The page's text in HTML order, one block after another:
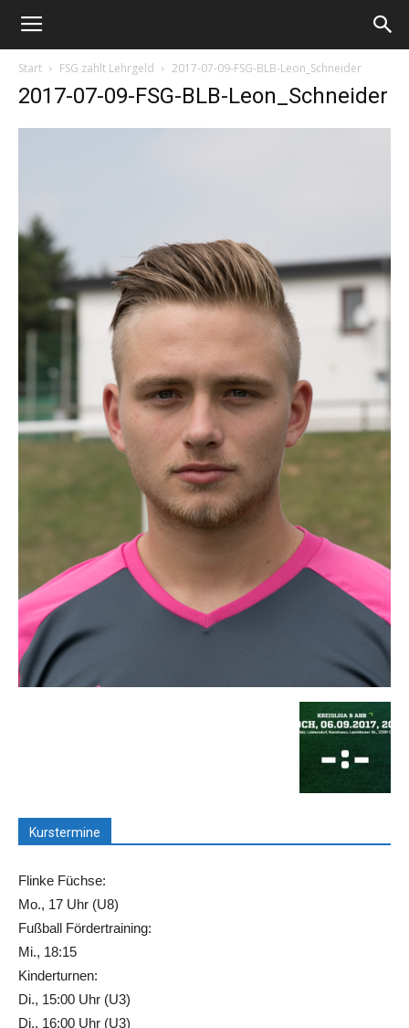
Start FSG zahlt Lehrgeld 2017-07-09-FSG-BLB-Leon_Schneider
2017-07-09-FSG-BLB-Leon_Schneider
Kurstermine
Flinke Füchse:
Mo., 17 Uhr (U8)
Fußball Fördertraining:
Mi., 18:15
Kinderturnen:
Di., 15:00 Uhr (U3)
Di., 16:00 Uhr (U3)